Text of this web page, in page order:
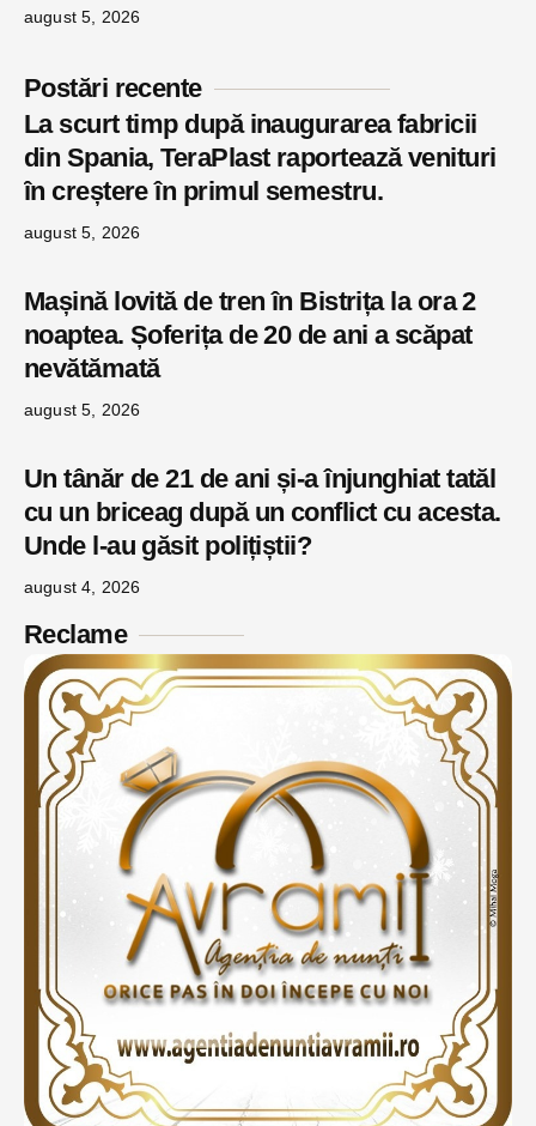
august 5, 2026
Postări recente
La scurt timp după inaugurarea fabricii
din Spania, TeraPlast raportează venituri
în creștere în primul semestru.
august 5, 2026
Mașină lovită de tren în Bistrița la ora 2
noaptea. Șoferița de 20 de ani a scăpat
nevătămată
august 5, 2026
Un tânăr de 21 de ani și-a înjunghiat tatăl
cu un briceag după un conflict cu acesta.
Unde l-au găsit polițiștii?
august 4, 2026
Reclame